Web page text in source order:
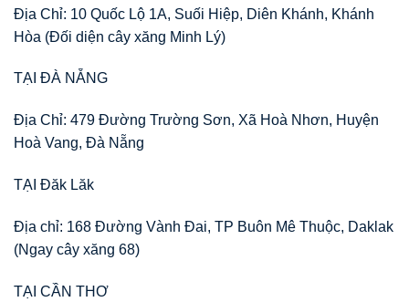
Địa Chỉ: 10 Quốc Lộ 1A, Suối Hiệp, Diên Khánh, Khánh
Hòa (Đối diện cây xăng Minh Lý)
TẠI ĐÀ NẴNG
Địa Chỉ: 479 Đường Trường Sơn, Xã Hoà Nhơn, Huyện
Hoà Vang, Đà Nẵng
TẠI Đăk Lăk
Địa chỉ: 168 Đường Vành Đai, TP Buôn Mê Thuộc, Daklak
(Ngay cây xăng 68)
TẠI CẦN THƠ